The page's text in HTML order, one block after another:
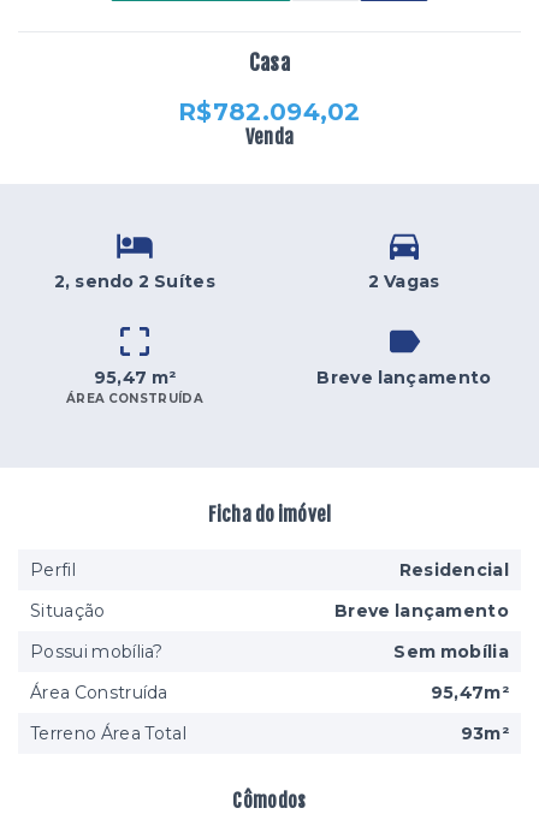
Casa
R$782.094,02
Venda
2, sendo 2 Suítes 2 Vagas
95,47 m²
ÁREA CONSTRUÍDA
Breve lançamento
Cômodos
Ficha do imóvel
Perfil
Residencial
Situação
Breve lançamento
Possui mobília?
Sem mobília
Área Construída
95,47m²
Terreno Área Total
93m²